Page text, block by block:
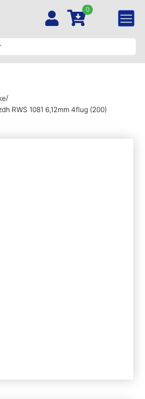
0
/
RWS 1081 6,12mm 4flug (200)